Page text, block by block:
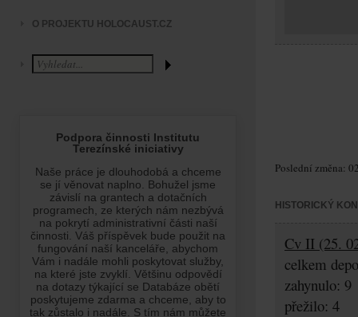
O PROJEKTU HOLOCAUST.CZ
Poslední změna:
HISTORICKÝ
Cv II (25.
celkem
zahynulo: 9
přežilo: 4